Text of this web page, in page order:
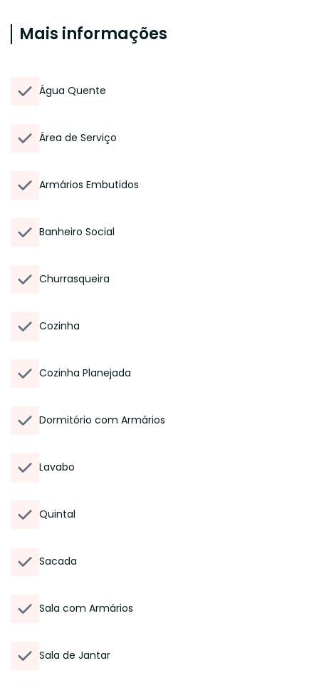
Mais informações
Água Quente
Área de Serviço
Armários Embutidos
Banheiro Social
Churrasqueira
Cozinha
Cozinha Planejada
Dormitório com Armários
Lavabo
Quintal
Sacada
Sala com Armários
Sala de Jantar